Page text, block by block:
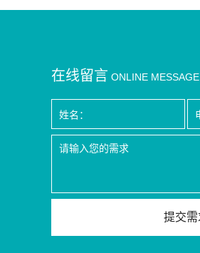
在线留言 ONLINE MESSAGE